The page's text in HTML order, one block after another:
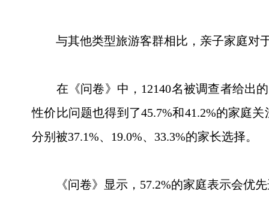
与其他类型旅游客群相比，亲子家庭对于
在《问卷》中，12140名被调查者给出的
性价比问题也得到了45.7%和41.2%的家庭
分别被37.1%、19.0%、33.3%的家长选择。
《问卷》显示，57.2%的家庭表示会优先